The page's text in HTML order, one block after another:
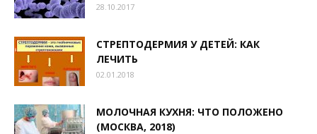
28.10.2017
СТРЕПТОДЕРМИЯ У ДЕТЕЙ: КАК
ЛЕЧИТЬ
02.01.2018
МОЛОЧНАЯ КУХНЯ: ЧТО ПОЛОЖЕНО
(МОСКВА, 2018)